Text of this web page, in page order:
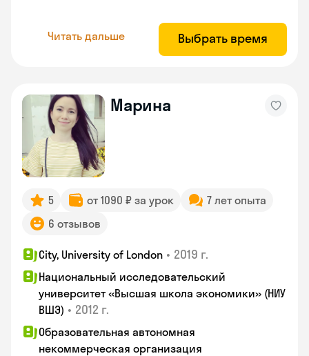
Читать дальше Выбрать время
Марина
5 от 1090 ₽ за урок
7 лет опыта
6 отзывов
City, University of London • 2019 г.
Национальный исследовательский
университет «Высшая школа экономики» (НИУ
ВШЭ) • 2012 г.
Образовательная автономная
некоммерческая организация